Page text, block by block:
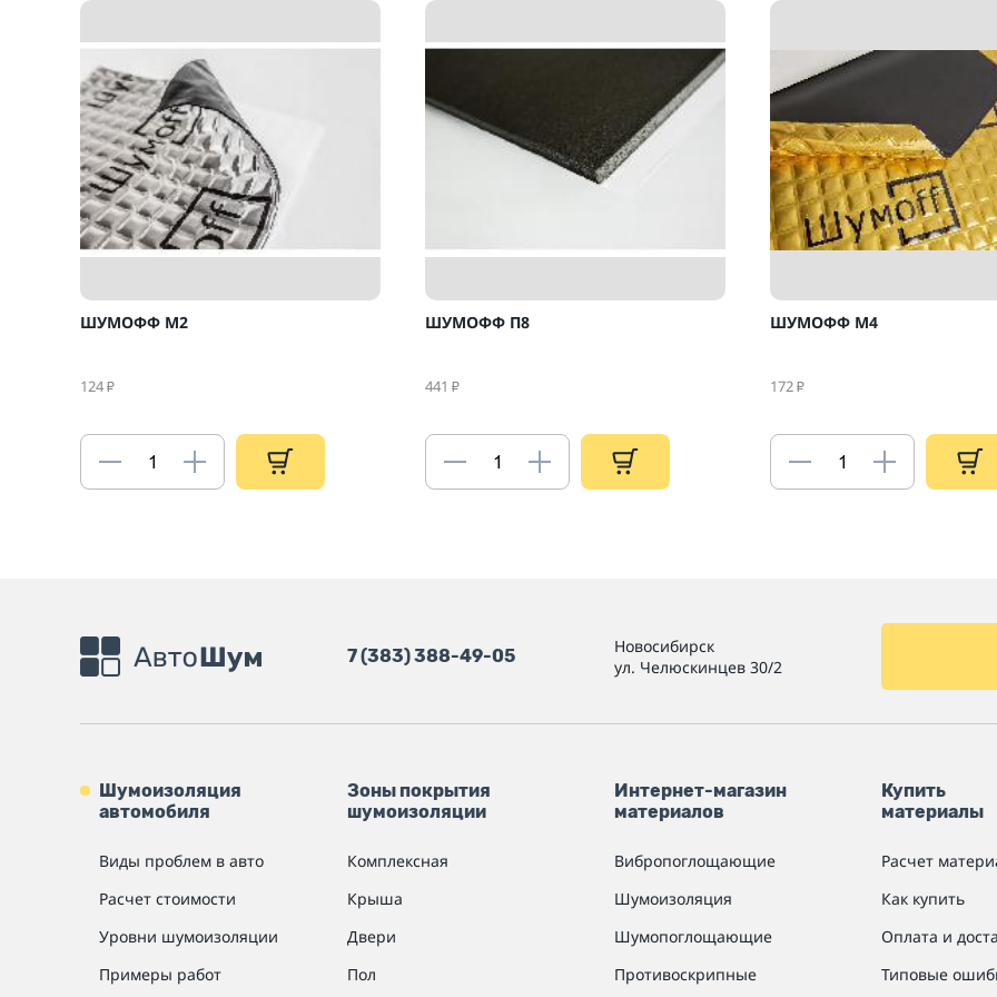
ШУМОФФ М2
124 ₽
ШУМОФФ П8
441 ₽
ШУМОФФ М4
172 ₽
7 (383) 388-49-05
Новосибирск
ул. Челюскинцев 30/2
Шумоизоляция
автомобиля
Виды проблем в авто
Расчет стоимости
Уровни шумоизоляции
Примеры работ
Зоны покрытия
шумоизоляции
Комплексная
Крыша
Двери
Пол
Интернет-магазин
материалов
Вибропоглощающие
Шумоизоляция
Шумопоглощающие
Противоскрипные
Купить
материалы
Расчет
Как купить
Оплата и
Типовые